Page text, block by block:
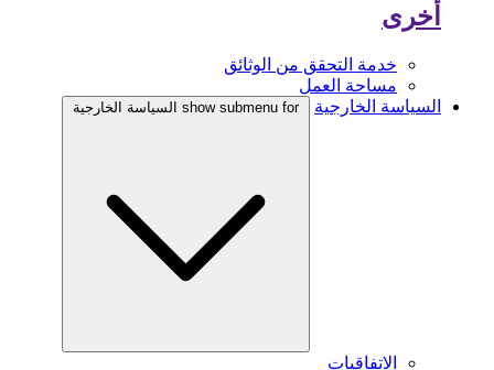
أخرى
خدمة التحقق من الوثائق
مساحة العمل
السياسة الخارجية
show submenu for السياسة الخارجية
الاتفاقيات